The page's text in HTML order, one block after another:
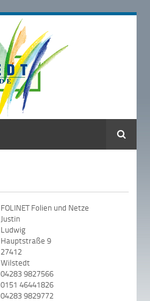
Suche
FOLINET Folien und Netze
Justin
Ludwig
Hauptstraße 9
27412
Wilstedt
04283 9827566
0151 46441826
04283 9829772